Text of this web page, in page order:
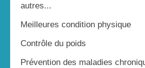
autres...
Meilleures condition physique
Contrôle du poids
Prévention des maladies